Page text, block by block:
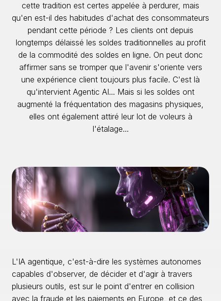
cette tradition est certes appelée à perdurer, mais
qu'en est-il des habitudes d'achat des consommateurs
pendant cette période ? Les clients ont depuis
longtemps délaissé les soldes traditionnelles au profit
de la commodité des soldes en ligne. On peut donc
affirmer sans se tromper que l'avenir s'oriente vers
une expérience client toujours plus facile. C'est là
qu'intervient Agentic AI... Mais si les soldes ont
augmenté la fréquentation des magasins physiques,
elles ont également attiré leur lot de voleurs à
l'étalage...
L'IA agentique, c'est-à-dire les systèmes autonomes
capables d'observer, de décider et d'agir à travers
plusieurs outils, est sur le point d'entrer en collision
avec la fraude et les paiements en Europe, et ce des